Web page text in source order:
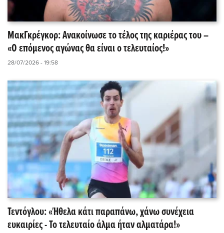
ΜακΓκρέγκορ: Ανακοίνωσε το τέλος της καριέρας του –
«Ο επόμενος αγώνας θα είναι ο τελευταίος!»
28/07/2026 - 19:58
Τεντόγλου: «Ήθελα κάτι παραπάνω, χάνω συνέχεια
ευκαιρίες - Το τελευταίο άλμα ήταν αλματάρα!»